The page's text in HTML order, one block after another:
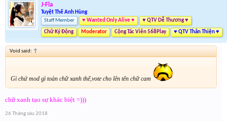
J-Fla
Tuyệt Thế Anh Hùng
Staff Member
♥ Wanted Only Alive ♥ ♥ QTV Dễ Thương ♥
Chữ Ký Động Moderator Cộng Tác Viên 568Play ♥ QTV Thân Thiện ♥
Void said: ↑
Gì chứ mod gì toàn chữ xanh thế,vote cho lên tên chữ cam
chữ xanh tạo sự khác biệt =)))
26 Tháng sáu 2018